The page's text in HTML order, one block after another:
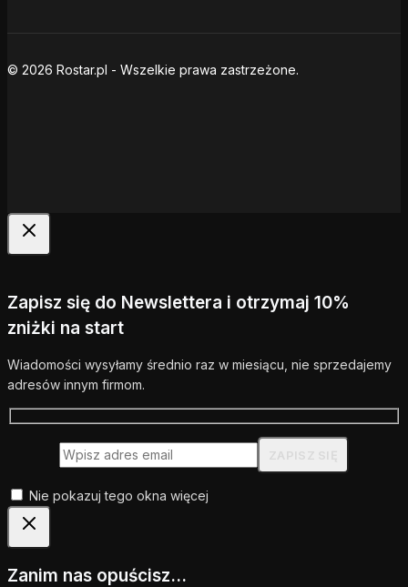
© 2026 Rostar.pl - Wszelkie prawa zastrzeżone.
Zapisz się do Newslettera i otrzymaj 10%
zniżki na start
Wiadomości wysyłamy średnio raz w miesiącu, nie sprzedajemy
adresów innym firmom.
Nie pokazuj tego okna więcej
Zanim nas opuścisz...